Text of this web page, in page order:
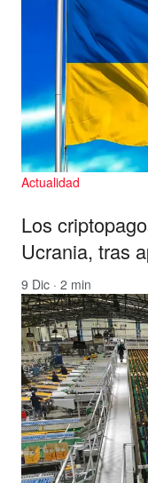
Actualidad
Los
Ucrania, tras
9 Dic · 2 min